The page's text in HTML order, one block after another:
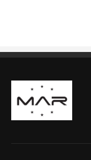
Boutique Mags à